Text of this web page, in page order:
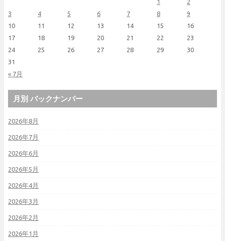
« 7月
1
2
3
4 5 6 7 8
9
10
11 12 13 14 15
16
17
18 19 20 21 22
23
24
25 26 27 28 29
30
31
月別 バックナンバー
2026年8月
2026年7月
2026年6月
2026年5月
2026年4月
2026年3月
2026年2月
2026年1月